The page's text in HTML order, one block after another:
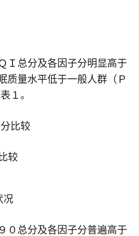
Ｉ总分及各因子分明显高于
质量水平低于一般人群（Ｐ
１。
比较
况
０总分及各因子分普遍高于